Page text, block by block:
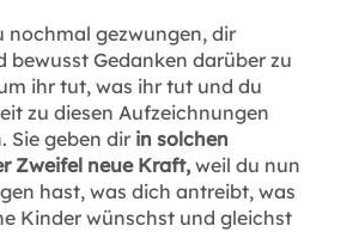
nochmal gezwungen, dir
bewusst Gedanken darüber zu
ihr tut, was ihr tut und du
zu diesen Aufzeichnungen
Sie geben dirin solchen
Zweifel neue Kraft,weil du nun
hast, was dich antreibt, was
Kinder wünschst und gleichst